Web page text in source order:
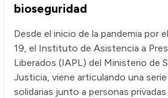
bioseguridad
Desde el inicio de la pandemia por
19, el Instituto de Asistencia a
Liberados (IAPL) del Ministerio de
Justicia, viene articulando una
solidarias junto a personas privadas